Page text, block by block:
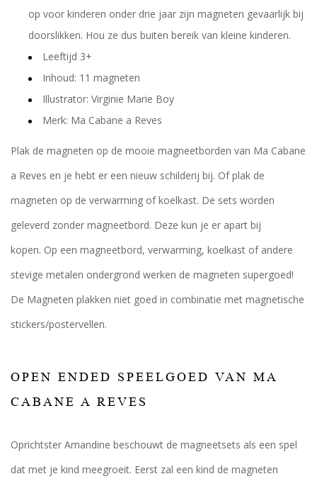
op voor kinderen onder drie jaar zijn magneten gevaarlijk bij
doorslikken. Hou ze dus buiten bereik van kleine kinderen.
Leeftijd 3+
Inhoud: 11 magneten
Illustrator: Virginie Marie Boy
Merk: Ma Cabane a Reves
Plak de magneten op de mooie magneetborden van Ma Cabane
a Reves en je hebt er een nieuw schilderij bij. Of plak de
magneten op de verwarming of koelkast. De sets worden
geleverd zonder magneetbord. Deze kun je er apart bij
kopen. Op een magneetbord, verwarming, koelkast of andere
stevige metalen ondergrond werken de magneten supergoed!
De Magneten plakken niet goed in combinatie met magnetische
stickers/postervellen.
OPEN ENDED SPEELGOED VAN MA
CABANE A REVES
Oprichtster Amandine beschouwt de magneetsets als een spel
dat met je kind meegroeit. Eerst zal een kind de magneten